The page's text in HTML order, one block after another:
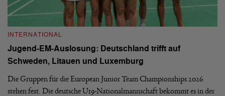
INTERNATIONAL
Jugend-EM-Auslosung: Deutschland trifft auf
Schweden, Litauen und Luxemburg
Die Gruppen für die European Junior Team Championships 2026
stehen fest. Die deutsche U19-Nationalmannschaft bekommt es in der